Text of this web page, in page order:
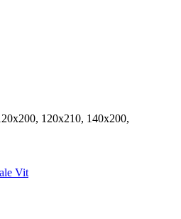
120x210, 140x200,